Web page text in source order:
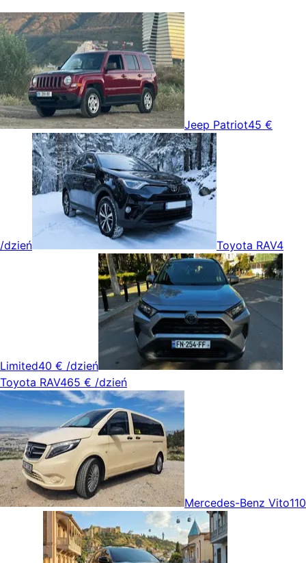
Jeep Patriot45 €
/dzień Toyota RAV4
Limited40 € /dzień
Toyota RAV465 € /dzień
Mercedes-Benz Vito110